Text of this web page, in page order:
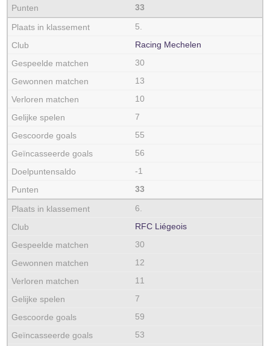
33
5.
Racing Mechelen
30
13
10
7
55
56
-1
33
6.
RFC Liégeois
30
12
11
7
59
53